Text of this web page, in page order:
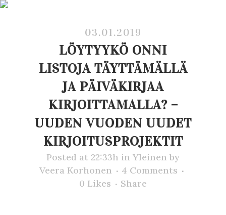
03.01.2019
LÖYTYYKÖ ONNI
LISTOJA TÄYTTÄMÄLLÄ
JA PÄIVÄKIRJAA
KIRJOITTAMALLA? –
UUDEN VUODEN UUDET
KIRJOITUSPROJEKTIT
Posted at 22:33h in Yleinen by
Veera Korhonen
4 Comments
0 Likes Share